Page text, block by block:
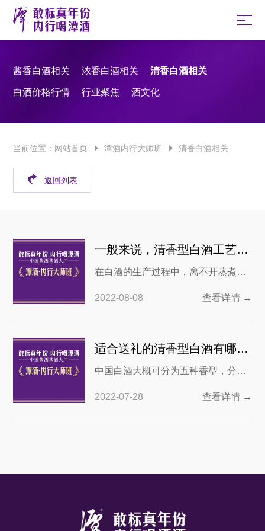
酱香白酒相关 浓香白酒相关 清香白酒相关
白酒价格行情 行业聚焦 酒文化
当前位置： 网站首页 潭酒内行大师班 清香白酒相关
返回列表
一般来说，清香型白酒工艺都有哪五个步骤？
在白酒的生产过程中，离不开蒸煮和
出现，主要也是因为蒸煮的时间或者
是发酵的条件不同从而造就出了不同
造技术，就要从他的工艺步骤上进行
了解。 1.对原料进行加工 白酒的原料
2022-08-08 查看详情 →
适合送礼的清香型白酒有哪些？
中国白酒大概可分为五种香型，分别
和米香型白酒，前面我们介绍了酱香
型和浓香型白酒，今天咱们就来看看
2022-07-28 查看详情 →